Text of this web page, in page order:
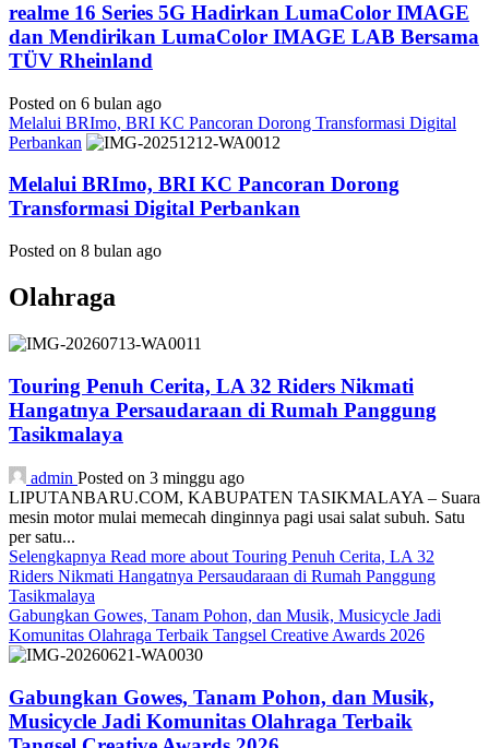
realme 16 Series 5G Hadirkan LumaColor IMAGE
dan Mendirikan LumaColor IMAGE LAB Bersama
TÜV Rheinland
Posted on 6 bulan ago
Melalui BRImo, BRI KC Pancoran Dorong Transformasi Digital
Perbankan
Melalui BRImo, BRI KC Pancoran Dorong
Transformasi Digital Perbankan
Posted on 8 bulan ago
Olahraga
Touring Penuh Cerita, LA 32 Riders Nikmati
Hangatnya Persaudaraan di Rumah Panggung
Tasikmalaya
admin Posted on 3 minggu ago
LIPUTANBARU.COM, KABUPATEN TASIKMALAYA – Suara
mesin motor mulai memecah dinginnya pagi usai salat subuh. Satu
per satu...
Selengkapnya Read more about Touring Penuh Cerita, LA 32
Riders Nikmati Hangatnya Persaudaraan di Rumah Panggung
Tasikmalaya
Gabungkan Gowes, Tanam Pohon, dan Musik, Musicycle Jadi
Komunitas Olahraga Terbaik Tangsel Creative Awards 2026
Gabungkan Gowes, Tanam Pohon, dan Musik,
Musicycle Jadi Komunitas Olahraga Terbaik